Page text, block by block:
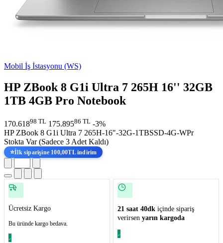
Mobil İş İstasyonu (WS)
HP ZBook 8 G1i Ultra 7 265H 16'' 32GB
1TB 4GB Pro Notebook
170.61898 TL 175.89586 TL -3%
HP ZBook 8 G1i Ultra 7 265H-16"-32G-1TBSSD-4G-WPr
Stokta Var (Sadece 3 Adet Kaldı)
⭐İlk siparişine 100,00TL indirim
Ücretsiz Kargo
Bu üründe kargo bedava.
21 saat 40dk içinde sipariş
verirsen yarın kargoda